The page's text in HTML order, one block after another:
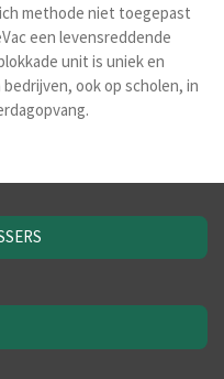
methode niet toegepast
een levensreddende
unit is uniek en
ook op scholen, in